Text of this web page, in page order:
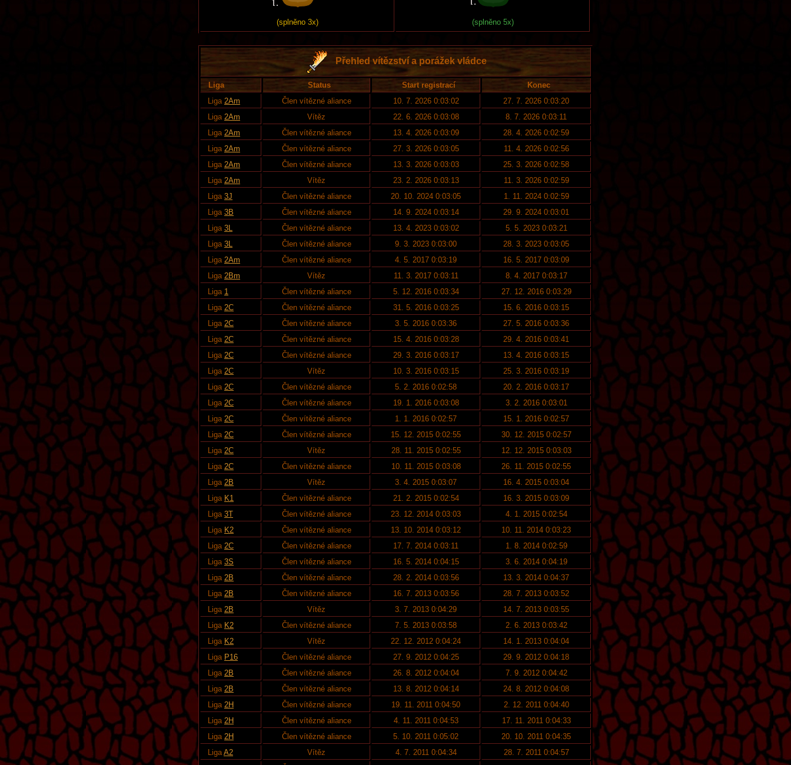
(splněno 3x) (splněno 5x)
Přehled vítězství a porážek vládce
Liga Status Start registrací
Konec
Liga 2Am Člen vítězné aliance 10. 7. 2026 0:03:02
27. 7. 2026 0:03:20
Liga 2Am Vítěz 22. 6. 2026 0:03:08
8. 7. 2026 0:03:11
Liga 2Am Člen vítězné aliance 13. 4. 2026 0:03:09
28. 4. 2026 0:02:59
Liga 2Am Člen vítězné aliance 27. 3. 2026 0:03:05
11. 4. 2026 0:02:56
Liga 2Am Člen vítězné aliance 13. 3. 2026 0:03:03
25. 3. 2026 0:02:58
Liga 2Am Vítěz 23. 2. 2026 0:03:13
11. 3. 2026 0:02:59
Liga 3J Člen vítězné aliance 20. 10. 2024 0:03:05
1. 11. 2024 0:02:59
Liga 3B Člen vítězné aliance 14. 9. 2024 0:03:14
29. 9. 2024 0:03:01
Liga 3L Člen vítězné aliance 13. 4. 2023 0:03:02
5. 5. 2023 0:03:21
Liga 3L Člen vítězné aliance 9. 3. 2023 0:03:00
28. 3. 2023 0:03:05
Liga 2Am Člen vítězné aliance 4. 5. 2017 0:03:19
16. 5. 2017 0:03:09
Liga 2Bm Vítěz 11. 3. 2017 0:03:11
8. 4. 2017 0:03:17
Liga 1 Člen vítězné aliance 5. 12. 2016 0:03:34
27. 12. 2016 0:03:29
Liga 2C Člen vítězné aliance 31. 5. 2016 0:03:25
15. 6. 2016 0:03:15
Liga 2C Člen vítězné aliance 3. 5. 2016 0:03:36
27. 5. 2016 0:03:36
Liga 2C Člen vítězné aliance 15. 4. 2016 0:03:28
29. 4. 2016 0:03:41
Liga 2C Člen vítězné aliance 29. 3. 2016 0:03:17
13. 4. 2016 0:03:15
Liga 2C Vítěz 10. 3. 2016 0:03:15
25. 3. 2016 0:03:19
Liga 2C Člen vítězné aliance 5. 2. 2016 0:02:58
20. 2. 2016 0:03:17
Liga 2C Člen vítězné aliance 19. 1. 2016 0:03:08
3. 2. 2016 0:03:01
Liga 2C Člen vítězné aliance 1. 1. 2016 0:02:57
15. 1. 2016 0:02:57
Liga 2C Člen vítězné aliance 15. 12. 2015 0:02:55
30. 12. 2015 0:02:57
Liga 2C Vítěz 28. 11. 2015 0:02:55
12. 12. 2015 0:03:03
Liga 2C Člen vítězné aliance 10. 11. 2015 0:03:08
26. 11. 2015 0:02:55
Liga 2B Vítěz 3. 4. 2015 0:03:07
16. 4. 2015 0:03:04
Liga K1 Člen vítězné aliance 21. 2. 2015 0:02:54
16. 3. 2015 0:03:09
Liga 3T Člen vítězné aliance 23. 12. 2014 0:03:03
4. 1. 2015 0:02:54
Liga K2 Člen vítězné aliance 13. 10. 2014 0:03:12
10. 11. 2014 0:03:23
Liga 2C Člen vítězné aliance 17. 7. 2014 0:03:11
1. 8. 2014 0:02:59
Liga 3S Člen vítězné aliance 16. 5. 2014 0:04:15
3. 6. 2014 0:04:19
Liga 2B Člen vítězné aliance 28. 2. 2014 0:03:56
13. 3. 2014 0:04:37
Liga 2B Člen vítězné aliance 16. 7. 2013 0:03:56
28. 7. 2013 0:03:52
Liga 2B Vítěz 3. 7. 2013 0:04:29
14. 7. 2013 0:03:55
Liga K2 Člen vítězné aliance 7. 5. 2013 0:03:58
2. 6. 2013 0:03:42
Liga K2 Vítěz 22. 12. 2012 0:04:24
14. 1. 2013 0:04:04
Liga P16 Člen vítězné aliance 27. 9. 2012 0:04:25
29. 9. 2012 0:04:18
Liga 2B Člen vítězné aliance 26. 8. 2012 0:04:04
7. 9. 2012 0:04:42
Liga 2B Člen vítězné aliance 13. 8. 2012 0:04:14
24. 8. 2012 0:04:08
Liga 2H Člen vítězné aliance 19. 11. 2011 0:04:50
2. 12. 2011 0:04:40
Liga 2H Člen vítězné aliance 4. 11. 2011 0:04:53
17. 11. 2011 0:04:33
Liga 2H Člen vítězné aliance 5. 10. 2011 0:05:02
20. 10. 2011 0:04:35
LigaA2 Vítěz 4. 7. 2011 0:04:34
28. 7. 2011 0:04:57